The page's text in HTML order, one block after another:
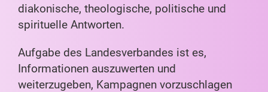
diakonische, theologische, politische und
spirituelle Antworten.
Aufgabe des Landesverbandes ist es,
Informationen auszuwerten und
weiterzugeben, Kampagnen vorzuschlagen